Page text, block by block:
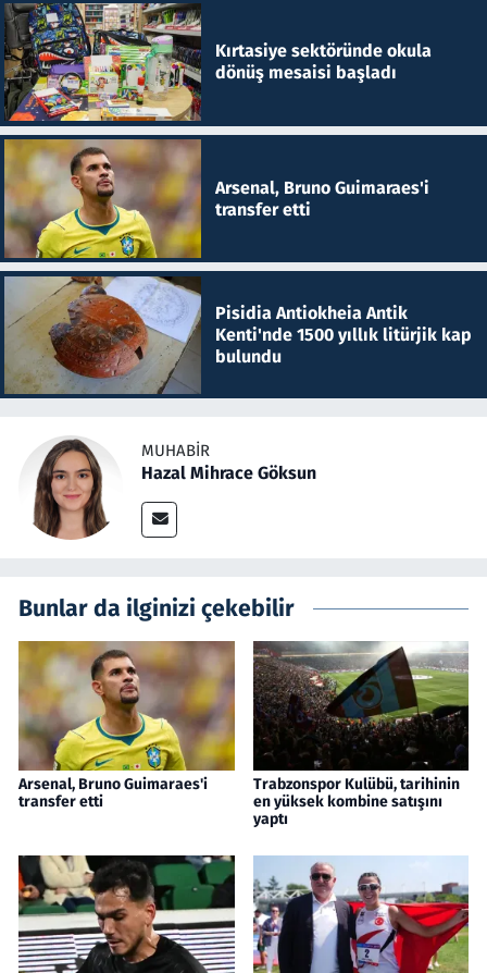
Kırtasiye sektöründe okula
dönüş mesaisi başladı
Arsenal, Bruno Guimaraes'i
transfer etti
Pisidia Antiokheia Antik
Kenti'nde 1500 yıllık litürjik kap
bulundu
MUHABIR
Hazal Mihrace Göksun
Bunlar da ilginizi çekebilir
Arsenal, Bruno Guimaraes'i
transfer etti
Trabzonspor Kulübü, tarihinin
en yüksek kombine satışını
yaptı